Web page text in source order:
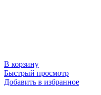
В корзину
Быстрый просмотр
Добавить в избранное